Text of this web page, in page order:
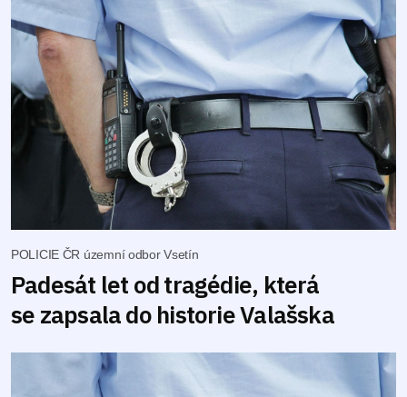
POLICIE ČR územní odbor Vsetín
Padesát let od tragédie, která
se zapsala do historie Valašska